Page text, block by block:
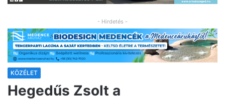
- Hirdetés -
KÖZÉLET
Hegedűs Zsolt a